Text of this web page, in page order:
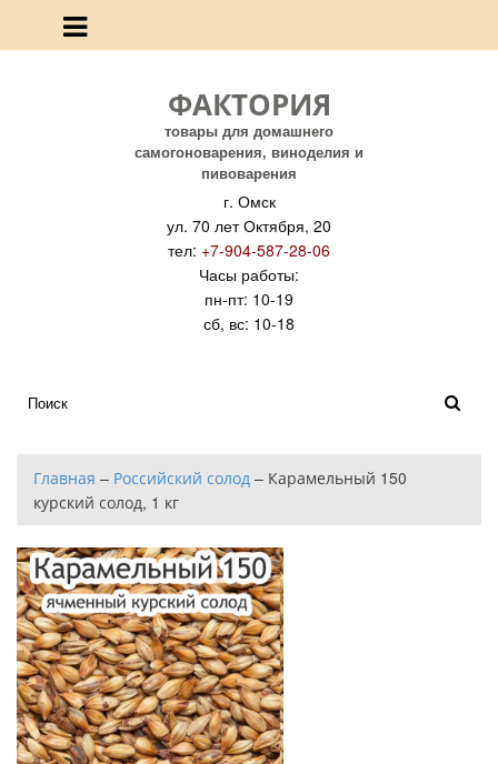
ФАКТОРИЯ
товары для домашнего
самогоноварения, виноделия и
пивоварения
г. Омск
ул. 70 лет Октября, 20
тел: +7-904-587-28-06
Часы работы:
пн-пт: 10-19
сб, вс: 10-18
Главная – Российский солод – Карамельный 150
курский солод, 1 кг